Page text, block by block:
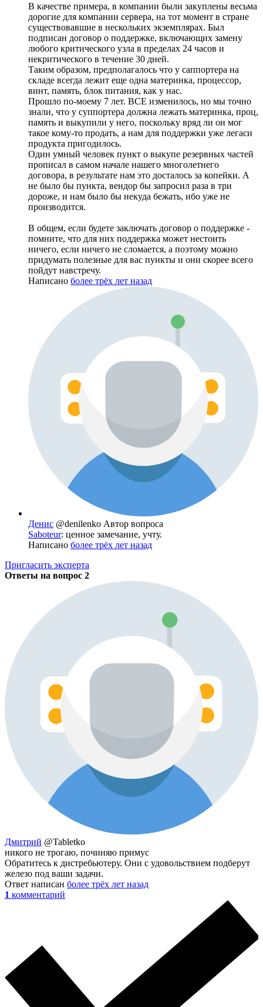
В качестве примера, в компании были закуплены весьма
дорогие для компании сервера, на тот момент в стране
существовавшие в нескольких экземплярах. Был
подписан договор о поддержке, включающих замену
любого критического узла в пределах 24 часов и
некритического в течение 30 дней.
Таким образом, предполагалось что у саппортера на
складе всегда лежит еще одна материнка, процессор,
винт, память, блок питания, как у нас.
Прошло по-моему 7 лет. ВСЕ изменилось, но мы точно
знали, что у суппортера должна лежать материнка, проц,
память и выкупили у него, поскольку вряд ли он мог
такое кому-то продать, а нам для поддержки уже легаси
продукта пригодилось.
Один умный человек пункт о выкупе резервных частей
прописал в самом начале нашего многолетнего
договора, в результате нам это досталось за копейки. А
не было бы пункта, вендор бы запросил раза в три
дороже, и нам было бы некуда бежать, ибо уже не
производится.
В общем, если будете заключать договор о поддержке -
помните, что для них поддержка может нестоить
ничего, если ничего не сломается, а поэтому можно
придумать полезные для вас пункты и они скорее всего
пойдут навстречу.
Написано более трёх лет назад
Денис @denilenko Автор вопроса
Saboteur: ценное замечание, учту.
Написано более трёх лет назад
Пригласить эксперта
Ответы на вопрос 2
Дмитрий @Tabletko
никого не трогаю, починяю примус
Обратитесь к дистребьютеру. Они с удовольствием подберут
железо под ваши задачи.
Ответ написан более трёх лет назад
1 комментарий